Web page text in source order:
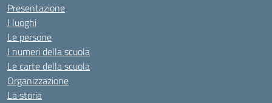
Presentazione
I luoghi
Le persone
I numeri della scuola
Le carte della scuola
Organizzazione
La storia